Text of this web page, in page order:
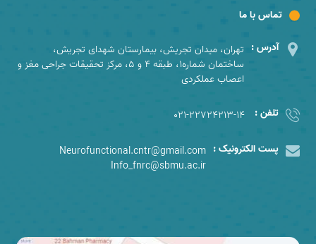
تماس با ما
آدرس : تهران، میدان تجریش، بیمارستان شهدای تجریش،
ساختمان شماره1، طبقه 4 و 5، مرکز تحقیقات جراحی مغز و
اعصاب عملکردی
تلفن : 021-22724213-14
پست الکترونیک : Neurofunctional.cntr@gmail.com
Info_fnrc@sbmu.ac.ir